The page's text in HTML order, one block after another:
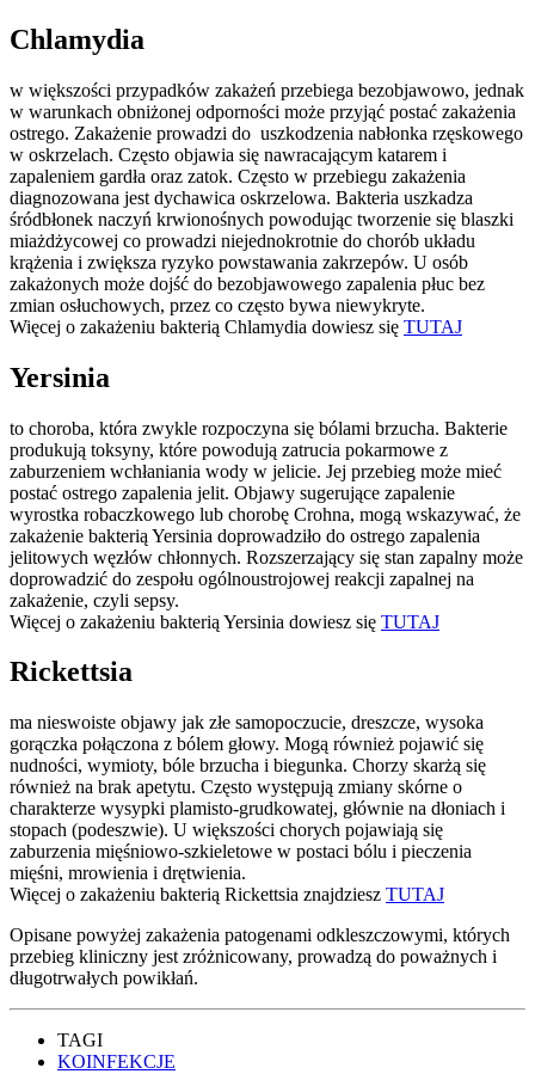
Chlamydia
w większości przypadków zakażeń przebiega bezobjawowo, jednak
w warunkach obniżonej odporności może przyjąć postać zakażenia
ostrego. Zakażenie prowadzi do uszkodzenia nabłonka rzęskowego
w oskrzelach. Często objawia się nawracającym katarem i
zapaleniem gardła oraz zatok. Często w przebiegu zakażenia
diagnozowana jest dychawica oskrzelowa. Bakteria uszkadza
śródbłonek naczyń krwionośnych powodując tworzenie się blaszki
miażdżycowej co prowadzi niejednokrotnie do chorób układu
krążenia i zwiększa ryzyko powstawania zakrzepów. U osób
zakażonych może dojść do bezobjawowego zapalenia płuc bez
zmian osłuchowych, przez co często bywa niewykryte.
Więcej o zakażeniu bakterią Chlamydia dowiesz się TUTAJ
Yersinia
to choroba, która zwykle rozpoczyna się bólami brzucha. Bakterie
produkują toksyny, które powodują zatrucia pokarmowe z
zaburzeniem wchłaniania wody w jelicie. Jej przebieg może mieć
postać ostrego zapalenia jelit. Objawy sugerujące zapalenie
wyrostka robaczkowego lub chorobę Crohna, mogą wskazywać, że
zakażenie bakterią Yersinia doprowadziło do ostrego zapalenia
jelitowych węzłów chłonnych. Rozszerzający się stan zapalny może
doprowadzić do zespołu ogólnoustrojowej reakcji zapalnej na
zakażenie, czyli sepsy.
Więcej o zakażeniu bakterią Yersinia dowiesz się TUTAJ
Rickettsia
ma nieswoiste objawy jak złe samopoczucie, dreszcze, wysoka
gorączka połączona z bólem głowy. Mogą również pojawić się
nudności, wymioty, bóle brzucha i biegunka. Chorzy skarżą się
również na brak apetytu. Często występują zmiany skórne o
charakterze wysypki plamisto-grudkowatej, głównie na dłoniach i
stopach (podeszwie). U większości chorych pojawiają się
zaburzenia mięśniowo-szkieletowe w postaci bólu i pieczenia
mięśni, mrowienia i drętwienia.
Więcej o zakażeniu bakterią Rickettsia znajdziesz TUTAJ
Opisane powyżej zakażenia patogenami odkleszczowymi, których
przebieg kliniczny jest zróżnicowany, prowadzą do poważnych i
długotrwałych powikłań.
TAGI
KOINFEKCJE